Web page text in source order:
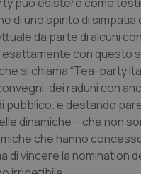
di uno spirito di simpatia
da parte di alcuni
esattamente con questo
si chiama “Tea-party
dei raduni con
pubblico. e destando
dinamiche – che non
che hanno
di vincere la nomination
Google LLC